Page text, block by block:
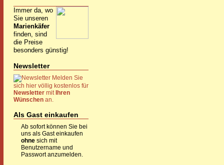
Immer da, wo
Sie unseren
Marienkäfer
finden, sind
die Preise
besonders günstig!
Newsletter
Melden Sie
sich hier völlig kostenlos für
Newsletter mit Ihren
Wünschen an.
Als Gast einkaufen
Ab sofort können Sie bei
uns als Gast einkaufen
ohne sich mit
Benutzername und
Passwort anzumelden.